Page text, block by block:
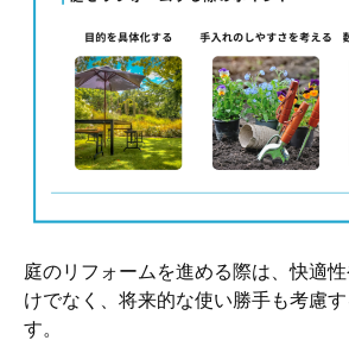
庭のリフォームを進める際は、快適
けでなく、将来的な使い勝手も考慮
す。